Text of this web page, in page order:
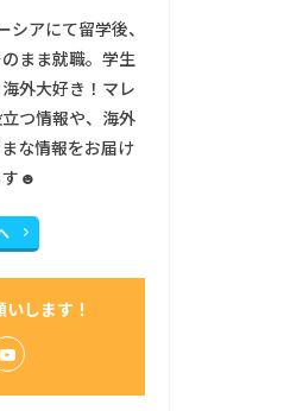
アにて留学後、
まま就職。学生
外大好き！マレ
つ情報や、海外
な情報をお届け
す☻
します！